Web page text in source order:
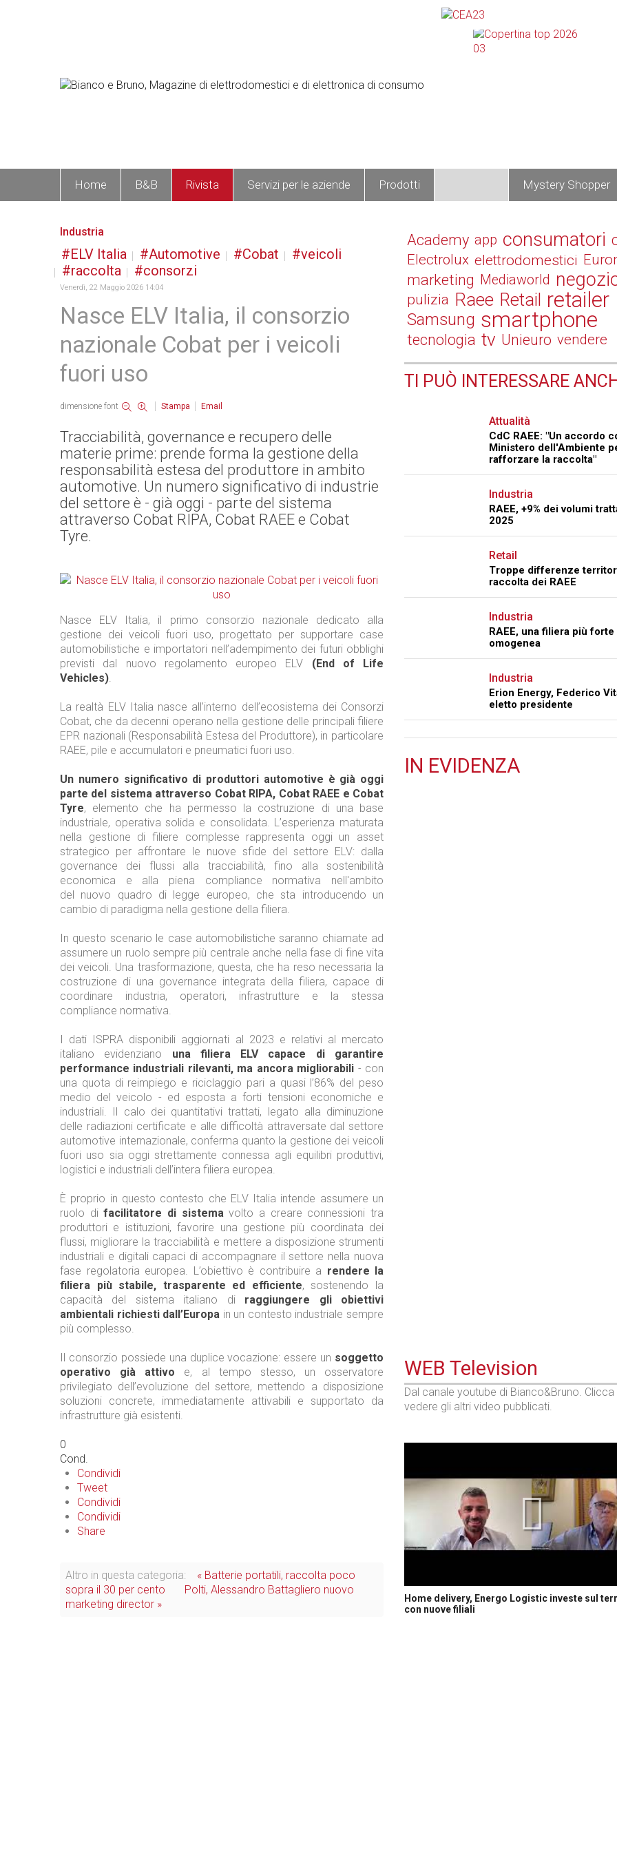
Home B&B Rivista Servizi per le aziende Prodotti Mystery Shopper
Industria
ELV Italia Automotive Cobat
veicoli
raccolta
consorzi
Venerdì, 22 Maggio 2026 14:04
Nasce ELV Italia, il consorzio
nazionale Cobat per i veicoli
fuori uso
dimensione font Stampa Email
Tracciabilità, governance e recupero delle
materie prime: prende forma la gestione della
responsabilità estesa del produttore in ambito
automotive. Un numero significativo di industrie
del settore è - già oggi - parte del sistema
attraverso Cobat RIPA, Cobat RAEE e Cobat
Tyre.
Nasce ELV Italia, il primo consorzio nazionale dedicato alla
gestione dei veicoli fuori uso, progettato per supportare case
automobilistiche e importatori nell’adempimento dei futuri obblighi
previsti dal nuovo regolamento europeo ELV (End of Life
Vehicles).
La realtà ELV Italia nasce all’interno dell’ecosistema dei Consorzi
Cobat, che da decenni operano nella gestione delle principali filiere
EPR nazionali (Responsabilità Estesa del Produttore), in particolare
RAEE, pile e accumulatori e pneumatici fuori uso.
Un numero significativo di produttori automotive è già oggi
parte del sistema attraverso Cobat RIPA, Cobat RAEE e Cobat
Tyre, elemento che ha permesso la costruzione di una base
industriale, operativa solida e consolidata. L’esperienza maturata
nella gestione di filiere complesse rappresenta oggi un asset
strategico per affrontare le nuove sfide del settore ELV: dalla
governance dei flussi alla tracciabilità, fino alla sostenibilità
economica e alla piena compliance normativa nell'ambito
del nuovo quadro di legge europeo, che sta introducendo un
cambio di paradigma nella gestione della filiera.
In questo scenario le case automobilistiche saranno chiamate ad
assumere un ruolo sempre più centrale anche nella fase di fine vita
dei veicoli. Una trasformazione, questa, che ha reso necessaria la
costruzione di una governance integrata della filiera, capace di
coordinare industria, operatori, infrastrutture e la stessa
compliance normativa.
I dati ISPRA disponibili aggiornati al 2023 e relativi al mercato
italiano evidenziano una filiera ELV capace di garantire
performance industriali rilevanti, ma ancora migliorabili - con
una quota di reimpiego e riciclaggio pari a quasi l’86% del peso
medio del veicolo - ed esposta a forti tensioni economiche e
industriali. Il calo dei quantitativi trattati, legato alla diminuzione
delle radiazioni certificate e alle difficoltà attraversate dal settore
automotive internazionale, conferma quanto la gestione dei veicoli
fuori uso sia oggi strettamente connessa agli equilibri produttivi,
logistici e industriali dell’intera filiera europea.
È proprio in questo contesto che ELV Italia intende assumere un
ruolo difacilitatore di sistemavolto a creare connessioni tra
produttori e istituzioni, favorire una gestione più coordinata dei
flussi, migliorare la tracciabilità e mettere a disposizione strumenti
industriali e digitali capaci di accompagnare il settore nella nuova
fase regolatoria europea. L’obiettivo è contribuire a rendere la
filiera più stabile, trasparente ed efficiente, sostenendo la
capacità del sistema italiano di raggiungere gli obiettivi
ambientali richiesti dall’Europa in un contesto industriale sempre
più complesso.
Il consorzio possiede una duplice vocazione: essere un soggetto
operativo già attivo e, al tempo stesso, un osservatore
privilegiato dell’evoluzione del settore, mettendo a disposizione
soluzioni concrete, immediatamente attivabili e supportato da
infrastrutture già esistenti.
0
Cond.
Condividi
Tweet
Condividi
Condividi
Share
Altro in questa categoria:
« Batterie portatili, raccolta poco
sopra il 30 per cento
Polti, Alessandro Battagliero nuovo
marketing director »
Academy app consumatori
Electrolux elettrodomestici
marketing Mediaworld
pulizia Raee Retail retailer
Samsung smartphone
tecnologia tv Unieuro vendere
TI PUÒ INTERESSARE
Attualità
CdC RAEE: "Un accordo
Ministero dell'Ambiente
rafforzare la raccolta"
Industria
RAEE, +9% dei volumi
2025
Retail
Troppe differenze
raccolta dei RAEE
Industria
RAEE, una filiera più forte
omogenea
Industria
Erion Energy, Federico
eletto presidente
IN EVIDENZA
WEB Television
Dal canale youtube di Bianco&Bruno. Clicca
vedere gli altri video pubblicati.
Home delivery, Energo Logistic investe sul
con nuove filiali